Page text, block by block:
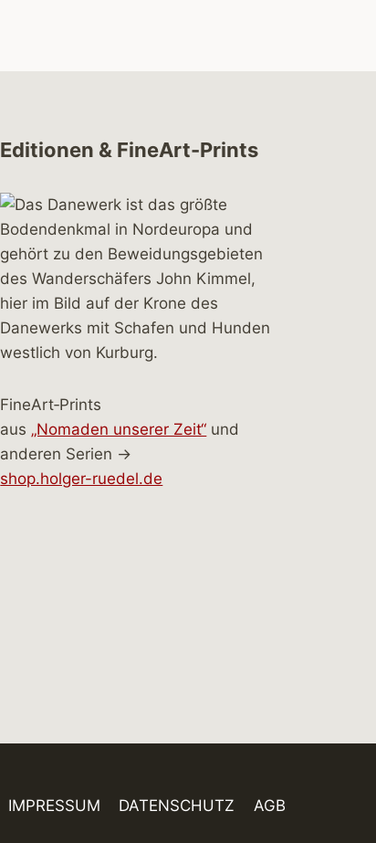
Editionen & FineArt-Prints
FineArt‑Prints
aus „Nomaden unserer Zeit“ und
anderen Serien →
shop.holger-ruedel.de
IMPRESSUM DATENSCHUTZ
AGB